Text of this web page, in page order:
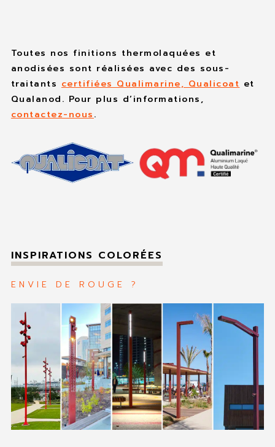
Toutes nos finitions thermolaquées et
anodisées sont réalisées avec des sous-
traitants certifiées Qualimarine, Qualicoat et
Qualanod. Pour plus d’informations,
contactez-nous.
INSPIRATIONS COLORÉES
ENVIE DE ROUGE ?